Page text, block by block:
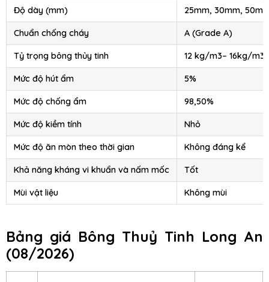
Độ dày (mm) 25mm, 30mm,
Chuẩn chống cháy A (Grade A)
Tỷ trọng bông thủy tinh 12 kg/m3– 16kg/
Mức độ hút ẩm 5%
Mức độ chống ẩm 98,50%
Mức độ kiềm tính Nhỏ
Mức độ ăn mòn theo thời gian Không đáng kể
Khả năng kháng vi khuẩn và nấm mốc Tốt
Mùi vật liệu Không mùi
Bảng giá Bông Thuỷ Tinh Long An
(08/2026)